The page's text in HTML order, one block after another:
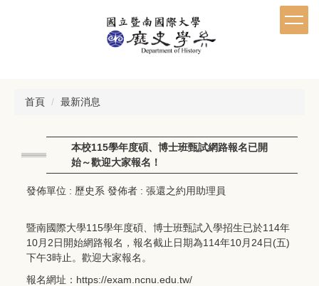
首頁 最新消息
本校115學年度碩、博士班甄試網路報名已開
始～歡迎大家報名！
發佈單位 : 歷史系 發佈者 : 張還之約用助理員
暨南國際大學115學年度碩、博士班甄試入學招生已於114年
10月2日開始網路報名，報名截止日期為114年10月24日(五)
下午3時止。歡迎大家報名。
報名網址： https://exam.ncnu.edu.tw/